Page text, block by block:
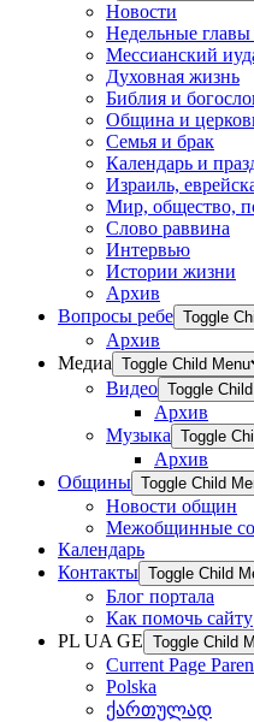
Новости
Недельные
Мессианский
Духовная жизнь
Библия и
Община и
Семья и брак
Календарь и
Израиль,
Мир, общество,
Слово раввина
Интервью
Истории жизни
Архив
Вопросы ребе Toggle
Архив
Медиа Toggle Child Menu
Видео Toggle
Архив
Музыка Toggle
Архив
Общины Toggle Child
Новости общин
Межобщинные
Календарь
Контакты Toggle Child
Блог портала
Как помочь сайту
PL UA GE Toggle Child
Current Page
Polska
ქართულად